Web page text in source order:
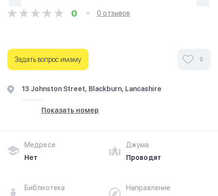
0 0 отзывов
Задать вопрос имаму 0
13 Johnston Street, Blackburn, Lancashire
Показать номер
Медресе
Нет
Джума
Проводят
Библиотека
Направление